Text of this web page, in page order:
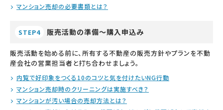
マンション売却の必要書類とは？
STEP4 販売活動の準備～購入申込み
販売活動を始める前に、所有する不動産の販売方針やプランを不動
産会社の営業担当者と打ち合わせましょう。
内覧で好印象をつくる10のコツと気を付けたいNG行動
マンション売却時のクリーニングは実施すべき？
マンションが汚い場合の売却方法とは？